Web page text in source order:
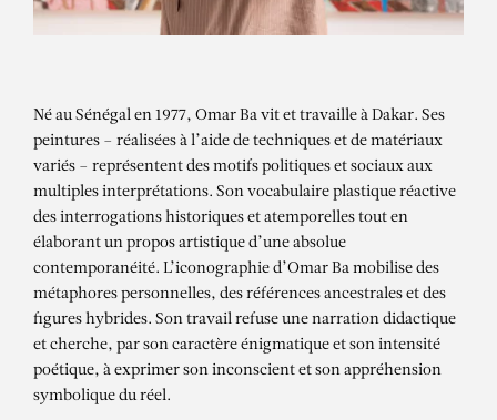
OMAR BA
Be Aligned with the same dreams – 1
Né au Sénégal en 1977, Omar Ba vit et travaille à Dakar. Ses
peintures – réalisées à l’aide de techniques et de matériaux
variés – représentent des motifs politiques et sociaux aux
multiples interprétations. Son vocabulaire plastique réactive
des interrogations historiques et atemporelles tout en
élaborant un propos artistique d’une absolue
contemporanéité. L’iconographie d’Omar Ba mobilise des
métaphores personnelles, des références ancestrales et des
figures hybrides. Son travail refuse une narration didactique
et cherche, par son caractère énigmatique et son intensité
poétique, à exprimer son inconscient et son appréhension
symbolique du réel.